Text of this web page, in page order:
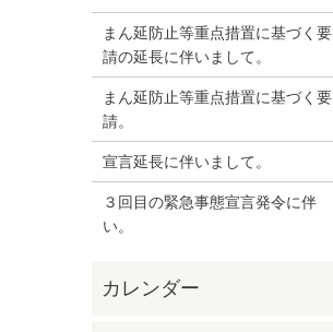
まん延防止等重点措置に基づく要
請の延長に伴いまして。
まん延防止等重点措置に基づく要
請。
宣言延長に伴いまして。
３回目の緊急事態宣言発令に伴
い。